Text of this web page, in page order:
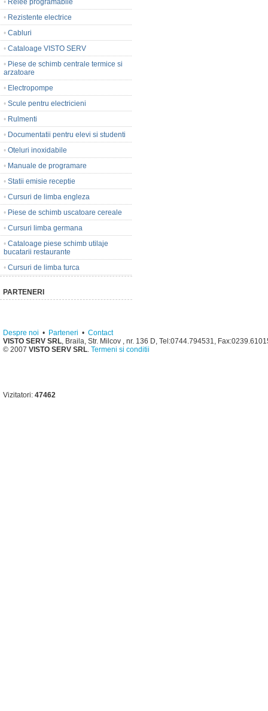
• Relee programabile
• Rezistente electrice
• Cabluri
• Cataloage VISTO SERV
• Piese de schimb centrale termice si
arzatoare
• Electropompe
• Scule pentru electricieni
• Rulmenti
• Documentatii pentru elevi si studenti
• Oteluri inoxidabile
• Manuale de programare
• Statii emisie receptie
• Cursuri de limba engleza
• Piese de schimb uscatoare cereale
• Cursuri limba germana
• Cataloage piese schimb utilaje
bucatarii restaurante
• Cursuri de limba turca
PARTENERI
Despre noi • Parteneri • Contact
VISTO SERV SRL, Braila, Str. Milcov , nr. 136 D, Tel:0744.794531,
© 2007 VISTO SERV SRL. Termeni si conditii
Vizitatori: 47462